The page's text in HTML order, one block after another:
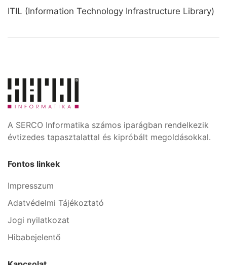
ITIL (Information Technology Infrastructure Library)
A SERCO Informatika számos iparágban rendelkezik
évtizedes tapasztalattal és kipróbált megoldásokkal.
Fontos linkek
Impresszum
Adatvédelmi Tájékoztató
Jogi nyilatkozat
Hibabejelentő